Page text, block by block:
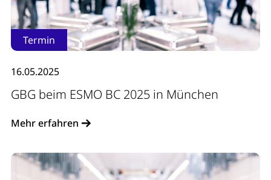
Termin
16.05.2025
GBG beim ESMO BC 2025 in München
Mehr erfahren